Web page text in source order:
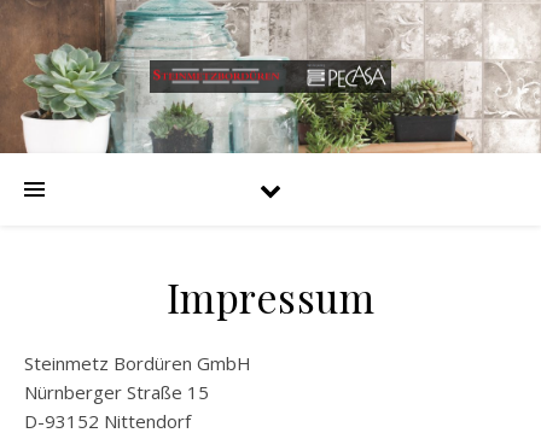
Impressum
Steinmetz Bordüren GmbH
Nürnberger Straße 15
D-93152 Nittendorf